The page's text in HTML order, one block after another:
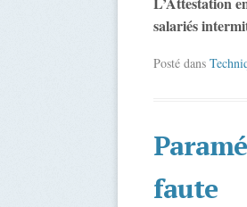
salariés
Posté dans
faute